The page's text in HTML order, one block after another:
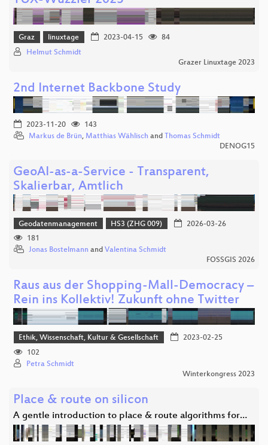
Graz linuxtage 2023-04-15
84
Helmut Schmidt
Grazer Linuxtage 2023
2nd Internet Backbone Study
2023-11-20
143
Markus de Brün, Matthias Wählisch and Thomas Schmidt
DENOG15
GeoAI-as-a-Service - Transparent,
Skalierbar, Amtlich
Geodatenmanagement HS3 (ZHG 009)
2026-03-26
181
Jonas Bostelmann and Valentina Schmidt
FOSSGIS 2026
Raus aus der Shopping-Mall-Democracy –
Rein ins Kollektiv! Zukunft ohne Twitter
Ethik, Wissenschaft, Kultur & Gesellschaft
2023-02-25
102
Petra Schmidt
Winterkongress 2023
Place & route on silicon
A gentle introduction to place & route algorithms for…